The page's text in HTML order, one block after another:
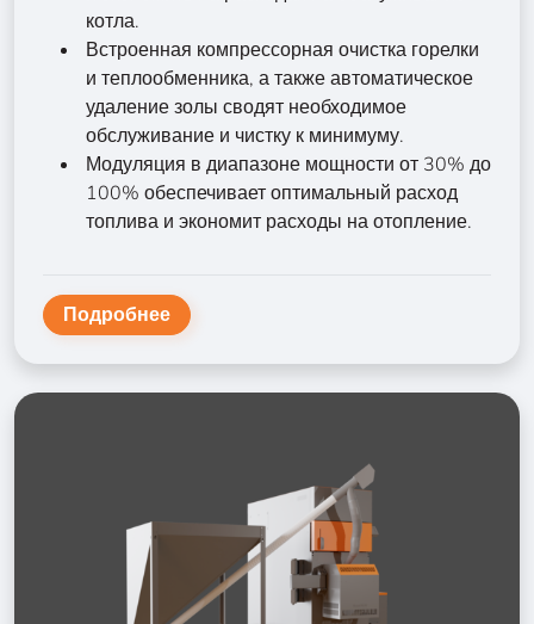
котла.
Встроенная компрессорная очистка горелки
и теплообменника, а также автоматическое
удаление золы сводят необходимое
обслуживание и чистку к минимуму.
Модуляция в диапазоне мощности от 30% до
100% обеспечивает оптимальный расход
топлива и экономит расходы на отопление.
Подробнее